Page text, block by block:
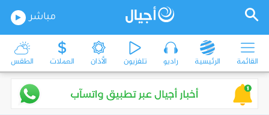
مباشر
القائمة الرئيسية راديو تلفزيون الأذان العملات الطقس